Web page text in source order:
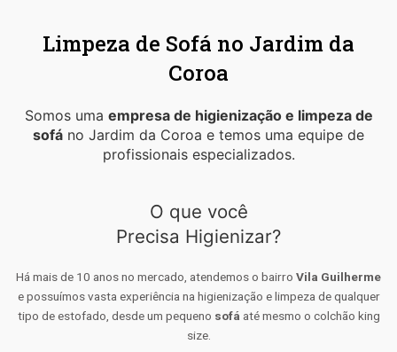
Limpeza de Sofá no Jardim da
Coroa
Somos uma empresa de higienização e limpeza de
sofá no Jardim da Coroa e temos uma equipe de
profissionais especializados.
O que você
Precisa Higienizar?
Há mais de 10 anos no mercado, atendemos o bairro Vila Guilherme
e possuímos vasta experiência na higienização e limpeza de qualquer
tipo de estofado, desde um pequeno sofá até mesmo o colchão king
size.